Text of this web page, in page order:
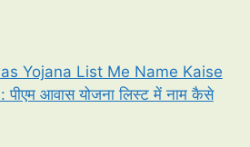
Yojana List Me Name Kaise
पीएम आवास योजना लिस्ट में नाम कैसे